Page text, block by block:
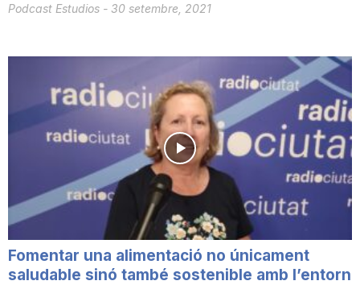
a
Podcast Estudios - 30 setembre, 2021
Fomentar una alimentació no únicament
saludable sinó també sostenible amb l’entorn